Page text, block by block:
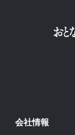
会社情報